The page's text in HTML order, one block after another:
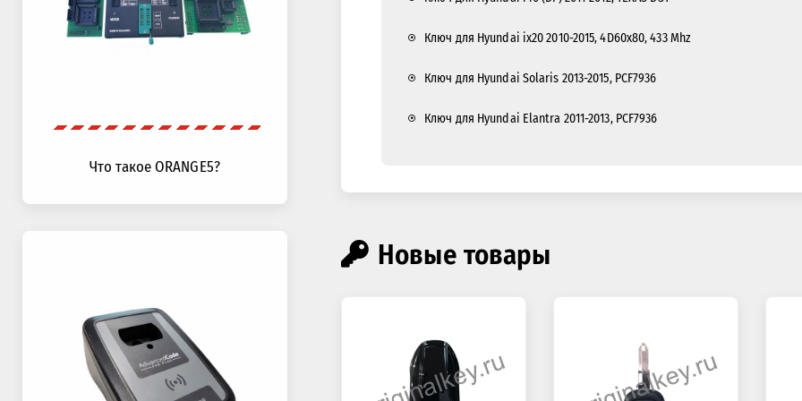
Что такое ORANGE5?
Ключ для Hyundai ix20 2010-2015, 4D60x80, 433 Mhz
Ключ для Hyundai Solaris 2013-2015, PCF7936
Ключ для Hyundai Elantra 2011-2013, PCF7936
Новые товары